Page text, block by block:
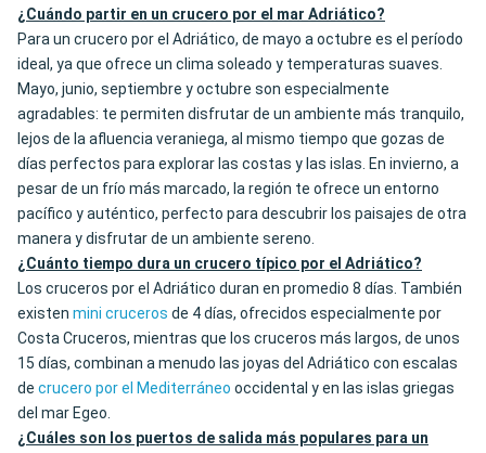
¿Cuándo partir en un crucero por el mar Adriático?
Para un crucero por el Adriático, de mayo a octubre es el período
ideal, ya que ofrece un clima soleado y temperaturas suaves.
Mayo, junio, septiembre y octubre son especialmente
agradables: te permiten disfrutar de un ambiente más tranquilo,
lejos de la afluencia veraniega, al mismo tiempo que gozas de
días perfectos para explorar las costas y las islas. En invierno, a
pesar de un frío más marcado, la región te ofrece un entorno
pacífico y auténtico, perfecto para descubrir los paisajes de otra
manera y disfrutar de un ambiente sereno.
¿Cuánto tiempo dura un crucero típico por el Adriático?
Los cruceros por el Adriático duran en promedio 8 días. También
existen mini cruceros de 4 días, ofrecidos especialmente por
Costa Cruceros, mientras que los cruceros más largos, de unos
15 días, combinan a menudo las joyas del Adriático con escalas
de crucero por el Mediterráneo occidental y en las islas griegas
del mar Egeo.
¿Cuáles son los puertos de salida más populares para un